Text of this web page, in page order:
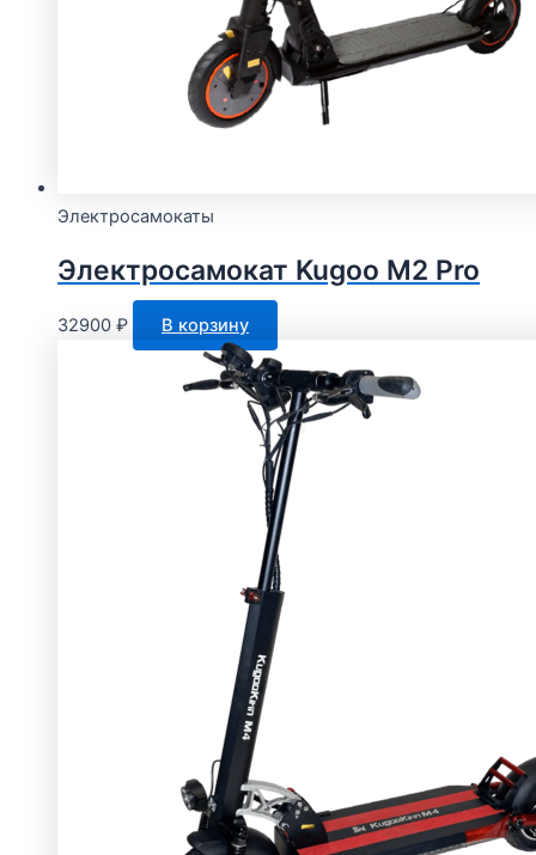
Электросамокаты
Электросамокат Kugoo M2 Pro
32900 ₽ В корзину